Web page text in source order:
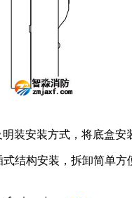
装安装方式，将底盒安
结构安装，拆卸简单方